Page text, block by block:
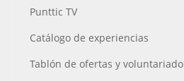
Punttic TV
Catálogo de experiencias
Tablón de ofertas y voluntariado